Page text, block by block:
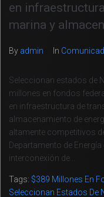
en
marina y
By admin In
Seleccionan estados de
millones en fondos
en infraestructura de
almacenamiento de
altamente competitivos
Departamento de
interconexión de...
Tags: $389 Millones En
Seleccionan Estados De